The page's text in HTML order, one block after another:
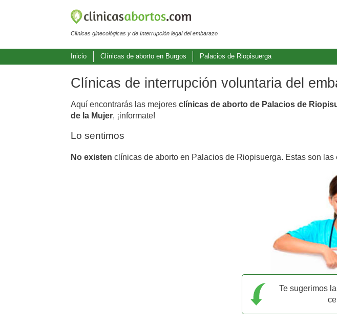
Clínicas ginecológicas y de Interrupción legal del embarazo
Inicio Clínicas de aborto en Burgos Palacios de Riopisuerga
Clínicas de interrupción voluntaria del
Aquí encontrarás las mejores clínicas de aborto de Palacios de
de la Mujer, ¡informate!
Lo sentimos
No existen clínicas de aborto en Palacios de Riopisuerga. Estas son las
Te sugerimos